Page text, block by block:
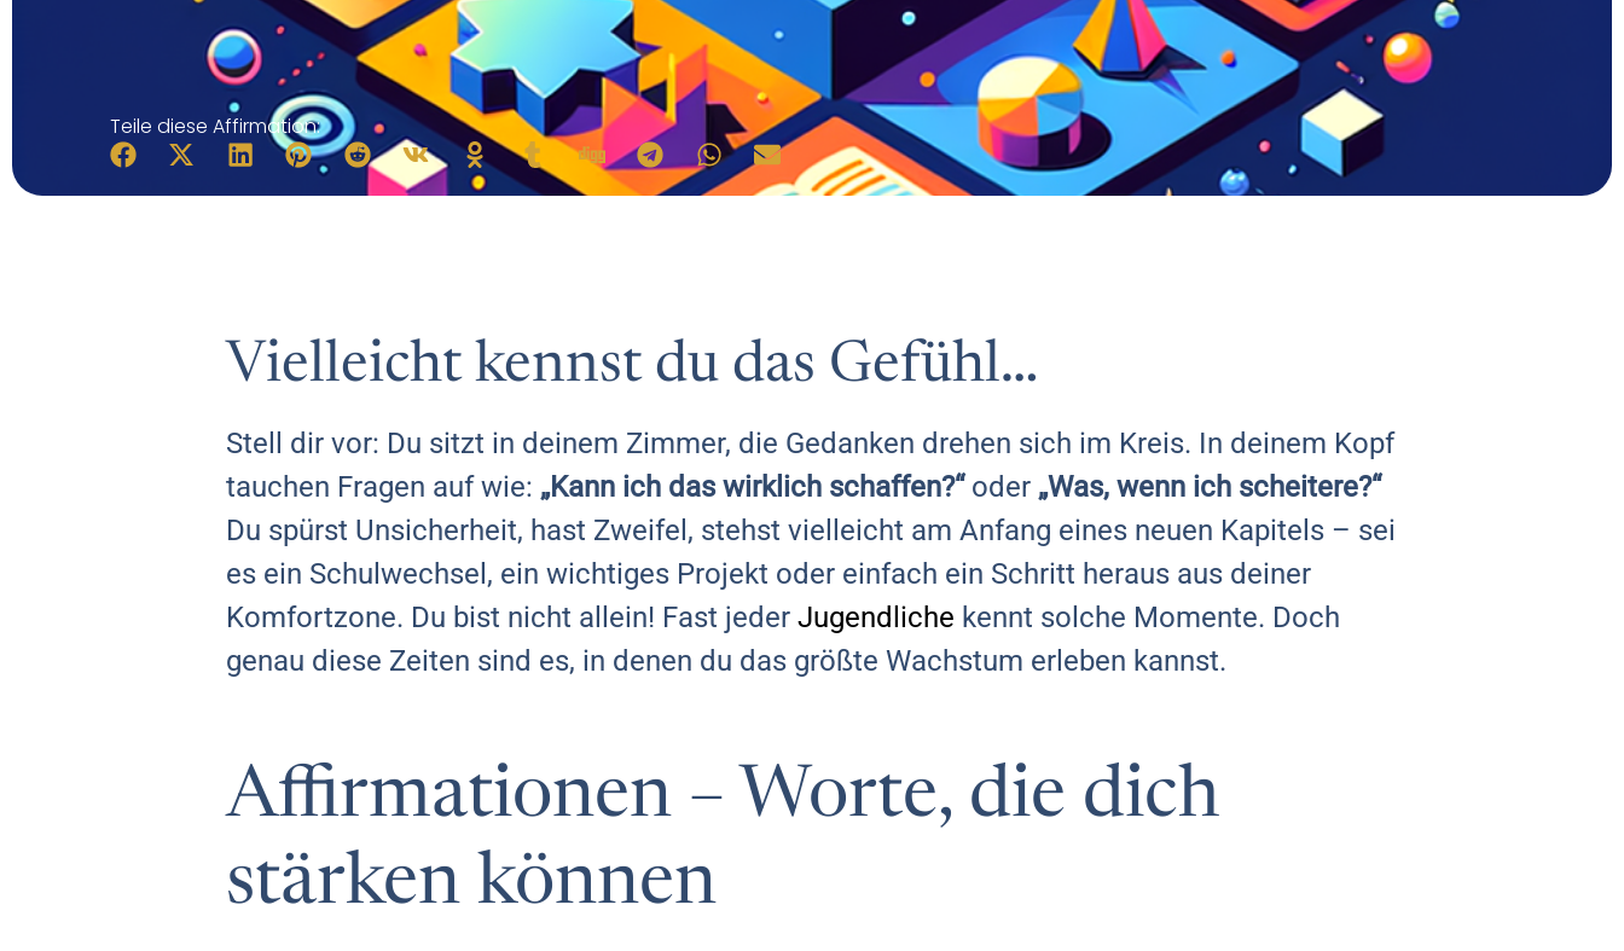
Teile diese Affirmation:
Vielleicht kennst du das Gefühl…
Stell dir vor: Du sitzt in deinem Zimmer, die Gedanken drehen sich im Kreis. In deinem Kopf
tauchen Fragen auf wie: „Kann ich das wirklich schaffen?“oder „Was, wenn ich scheitere?“
Du spürst Unsicherheit, hast Zweifel, stehst vielleicht am Anfang eines neuen Kapitels – sei
es ein Schulwechsel, ein wichtiges Projekt oder einfach ein Schritt heraus aus deiner
Komfortzone. Du bist nicht allein! Fast jeder Jugendliche kennt solche Momente. Doch
genau diese Zeiten sind es, in denen du das größte Wachstum erleben kannst.
Affirmationen – Worte, die dich
stärken können